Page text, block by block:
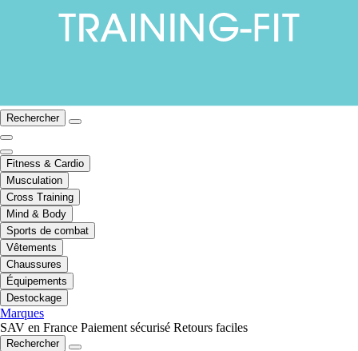
Rechercher
Fitness & Cardio
Musculation
Cross Training
Mind & Body
Sports de combat
Vêtements
Chaussures
Équipements
Destockage
Marques
SAV en France Paiement sécurisé Retours faciles
Rechercher